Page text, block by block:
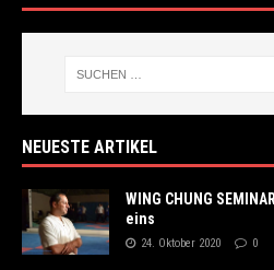
NEUESTE ARTIKEL
WING CHUNG
eins
24. Oktober 2020 0